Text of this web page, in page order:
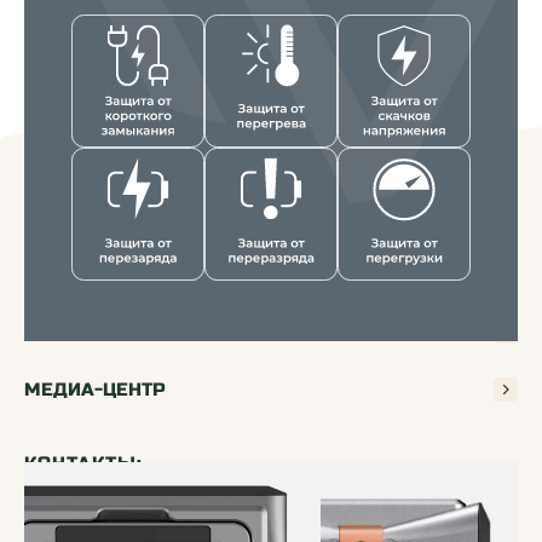
ПОКУПАТЕЛЯМ
МЕДИА-ЦЕНТР
КОНТАКТЫ:
+7 499 397-71-34